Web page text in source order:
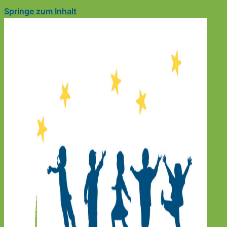
Springe zum Inhalt